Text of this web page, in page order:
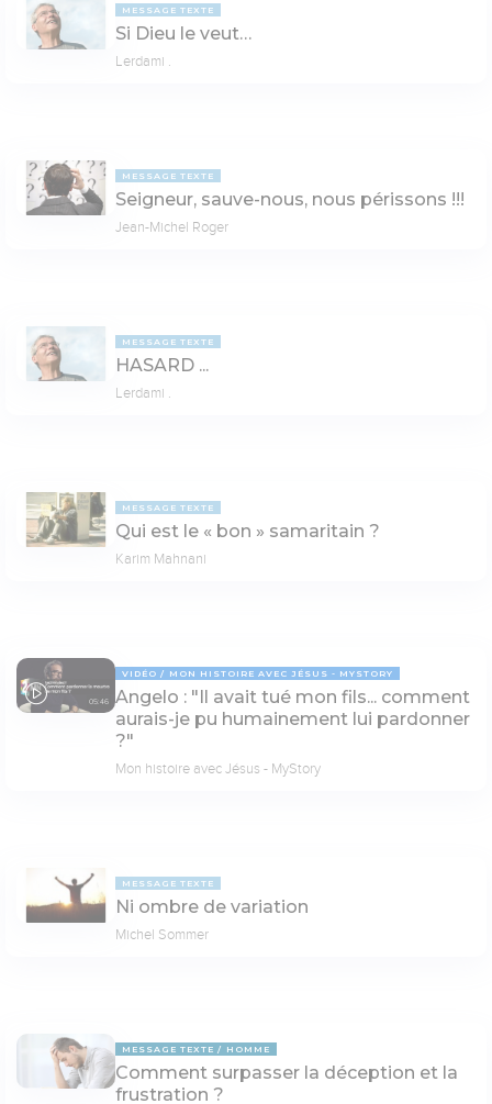
MESSAGE TEXTE
Si Dieu le veut…
Lerdami .
MESSAGE TEXTE
Seigneur, sauve-nous, nous périssons !!!
Jean-Michel Roger
MESSAGE TEXTE
HASARD ...
Lerdami .
MESSAGE TEXTE
Qui est le « bon » samaritain ?
Karim Mahnani
05:46
VIDÉO MON HISTOIRE AVEC JÉSUS - MYSTORY
Angelo : "Il avait tué mon fils... comment
aurais-je pu humainement lui pardonner
?"
Mon histoire avec Jésus - MyStory
MESSAGE TEXTE
Ni ombre de variation
Michel Sommer
MESSAGE TEXTE HOMME
Comment surpasser la déception et la
frustration ?